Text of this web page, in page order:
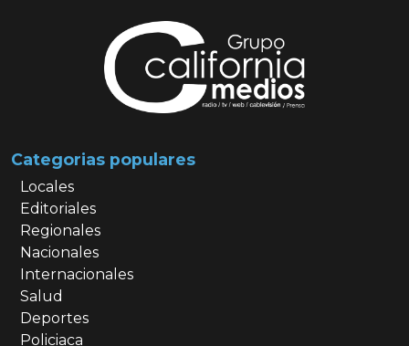
Categorias populares
Locales
Editoriales
Regionales
Nacionales
Internacionales
Salud
Deportes
Policiaca